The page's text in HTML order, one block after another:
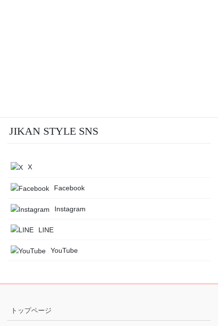
JIKAN STYLE SNS
X
Facebook
Instagram
LINE
YouTube
トップページ